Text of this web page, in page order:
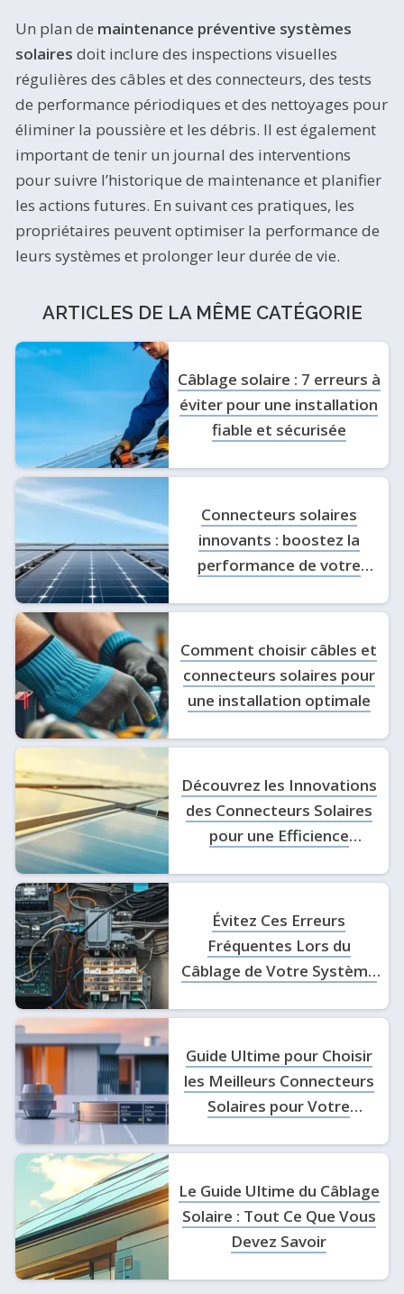
Un plan de maintenance préventive systèmes
solaires doit inclure des inspections visuelles
régulières des câbles et des connecteurs, des tests
de performance périodiques et des nettoyages pour
éliminer la poussière et les débris. Il est également
important de tenir un journal des interventions
pour suivre l’historique de maintenance et planifier
les actions futures. En suivant ces pratiques, les
propriétaires peuvent optimiser la performance de
leurs systèmes et prolonger leur durée de vie.
ARTICLES DE LA MÊME CATÉGORIE
Câblage solaire : 7 erreurs à
éviter pour une installation
fiable et sécurisée
Connecteurs solaires
innovants : boostez la
performance de votre
Comment choisir câbles et
connecteurs solaires pour
une installation optimale
Découvrez les Innovations
des Connecteurs Solaires
pour une Efficience
Évitez Ces Erreurs
Fréquentes Lors du
Câblage de Votre Système
Comment !
Guide Ultime pour Choisir
les Meilleurs Connecteurs
Solaires pour Votre
Le Guide Ultime du Câblage
Solaire : Tout Ce Que Vous
Devez Savoir